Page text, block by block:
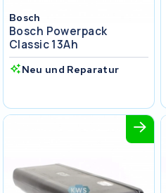
Bosch
Bosch Powerpack
Classic 13Ah
Neu und Reparatur